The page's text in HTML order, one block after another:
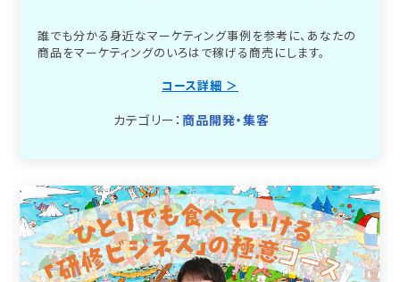
誰でも分かる身近なマーケティング事例を参考に、あなたの
商品をマーケティングのいろはで稼げる商売にします。
コース詳細 ＞
カテゴリー： 商品開発・集客